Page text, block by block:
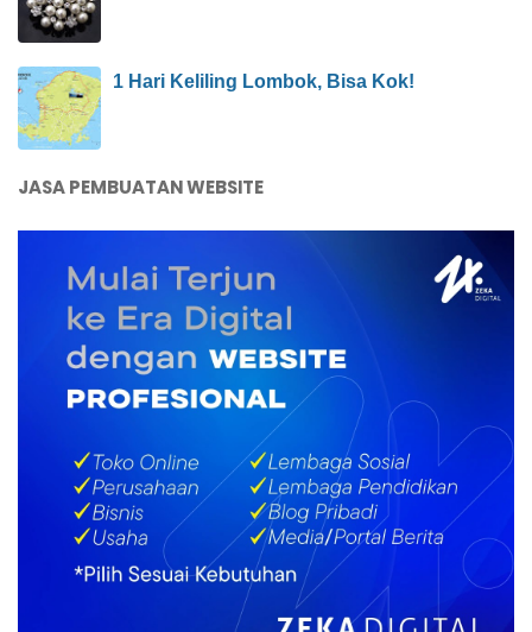
1 Hari Keliling Lombok, Bisa Kok!
JASA PEMBUATAN WEBSITE